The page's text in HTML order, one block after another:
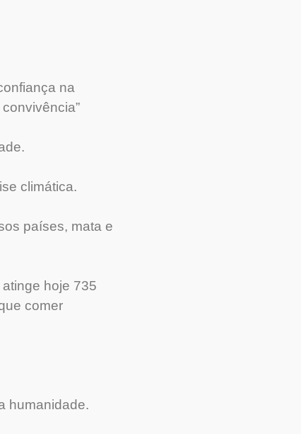
na
climática.
países, mata e
hoje 735
comer
humanidade.